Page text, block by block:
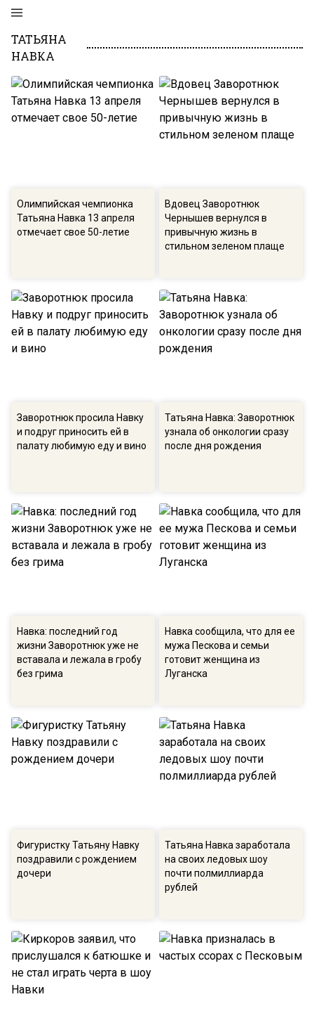
ТАТЬЯНА
НАВКА
Олимпийская чемпионка
Татьяна Навка 13 апреля
отмечает свое 50-летие
Вдовец Заворотнюк
Чернышев вернулся в
привычную жизнь в
стильном зеленом плаще
Заворотнюк просила Навку
и подруг приносить ей в
палату любимую еду и вино
Татьяна Навка: Заворотнюк
узнала об онкологии сразу
после дня рождения
Навка: последний год
жизни Заворотнюк уже не
вставала и лежала в гробу
без грима
Навка сообщила, что для ее
мужа Пескова и семьи
готовит женщина из
Луганска
Фигуристку Татьяну Навку
поздравили с рождением
дочери
Татьяна Навка заработала
на своих ледовых шоу
почти полмиллиарда
рублей